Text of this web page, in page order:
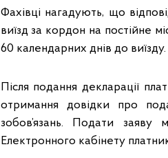
Фахівці нагадують, що
виїзд за кордон на постійне
60 календарних днів до виїзду.
Після подання декларації
отримання довідки про
зобов’язань. Подати
Електронного кабінету